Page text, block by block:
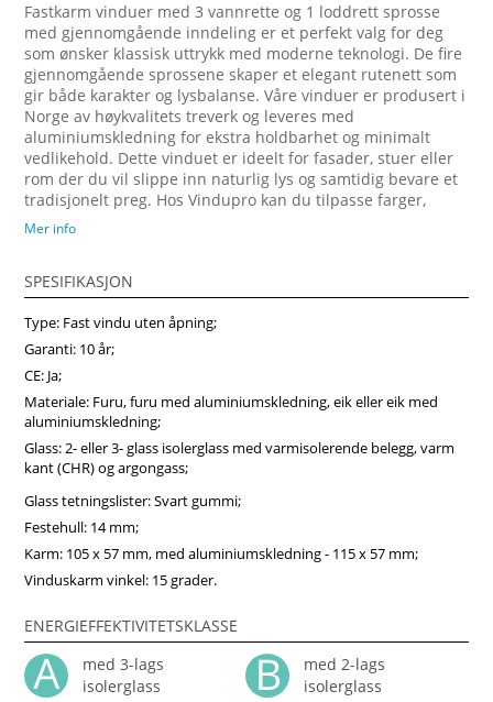
Fastkarm vinduer med 3 vannrette og 1 loddrett sprosse
med gjennomgående inndeling er et perfekt valg for deg
som ønsker klassisk uttrykk med moderne teknologi. De fire
gjennomgående sprossene skaper et elegant rutenett som
gir både karakter og lysbalanse. Våre vinduer er produsert i
Norge av høykvalitets treverk og leveres med
aluminiumskledning for ekstra holdbarhet og minimalt
vedlikehold. Dette vinduet er ideelt for fasader, stuer eller
rom der du vil slippe inn naturlig lys og samtidig bevare et
tradisjonelt preg. Hos Vindupro kan du tilpasse farger,
størrelser og sprosseprofiler etter behov. Fastkarm vinduer
som i eldre bygg. Alle våre produkter har høy
isolasjonsevne og er bygget for nordisk klima. Kjøp fastkarm
vinduer med 3 vannrette og 1 loddrett sprosse med
gjennomgående inndeling fra Vindupro.no – norsk kvalitet,
energieffektivitet og moderne design samlet i ett produkt.
Mer info
SPESIFIKASJON
Type: Fast vindu uten åpning;
Garanti: 10 år;
CE: Ja;
Materiale: Furu, furu med aluminiumskledning, eik eller eik med
aluminiumskledning;
Glass: 2- eller 3- glass isolerglass med varmisolerende belegg, varm
kant (CHR) og argongass;
Glass tetningslister: Svart gummi;
Festehull: 14 mm;
Karm: 105 x 57 mm, med aluminiumskledning - 115 x 57 mm;
Vinduskarm vinkel: 15 grader.
ENERGIEFFEKTIVITETSKLASSE
med 3-lags
isolerglass
med 2-lags
isolerglass